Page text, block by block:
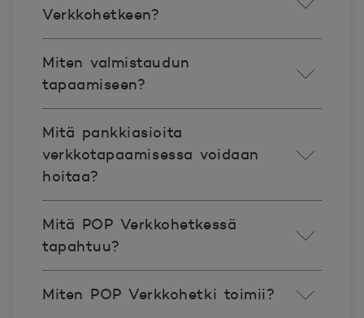
Verkkohetkeen?
Miten valmistaudun
tapaamiseen?
Mitä pankkiasioita
verkkotapaamisessa voidaan
hoitaa?
Mitä POP Verkkohetkessä
tapahtuu?
Miten POP Verkkohetki toimii?